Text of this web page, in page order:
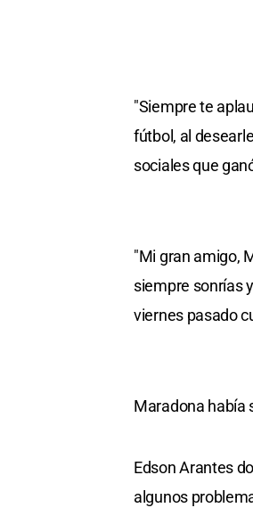
"Siempre te
fútbol, al
sociales que
"Mi gran amigo,
siempre sonrías
viernes pasado
Maradona había
Edson Arantes
algunos